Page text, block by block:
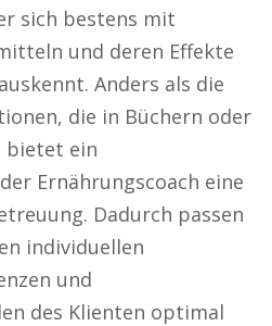
sich bestens mit
und deren Effekte
Anders als die
die in Büchern oder
bietet ein
Ernährungscoach eine
Dadurch passen
individuellen
und
des Klienten optimal